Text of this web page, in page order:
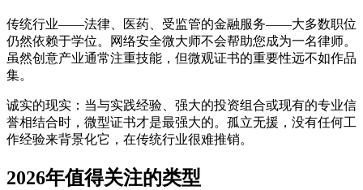
传统行业——法律、医药、受监管的金融服务——大多数职位
仍然依赖于学位。网络安全微大师不会帮助您成为一名律师。
虽然创意产业通常注重技能，但微观证书的重要性远不如作品
集。
诚实的现实：当与实践经验、强大的投资组合或现有的专业信
誉相结合时，微型证书才是最强大的。孤立无援，没有任何工
作经验来背景化它，在传统行业很难推销。
2026年值得关注的类型